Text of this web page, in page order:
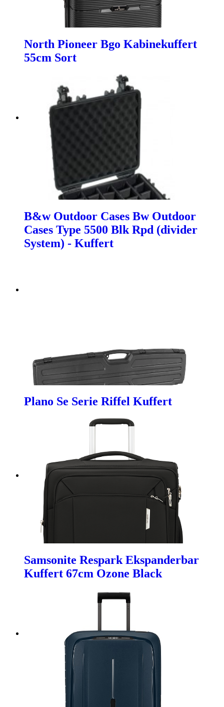
North Pioneer Bgo Kabinekuffert
55cm Sort
B&w Outdoor Cases Bw Outdoor
Cases Type 5500 Blk Rpd (divider
System) - Kuffert
Plano Se Serie Riffel Kuffert
Samsonite Respark Ekspanderbar
Kuffert 67cm Ozone Black